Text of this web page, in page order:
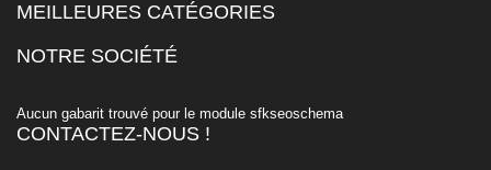
MEILLEURES CATÉGORIES
NOTRE SOCIÉTÉ
Aucun gabarit trouvé pour le module sfkseoschema
CONTACTEZ-NOUS !